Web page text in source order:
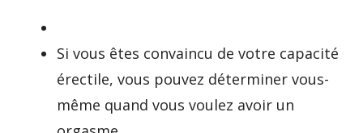
Si vous êtes convaincu de votre capacité
érectile, vous pouvez déterminer vous-
même quand vous voulez avoir un